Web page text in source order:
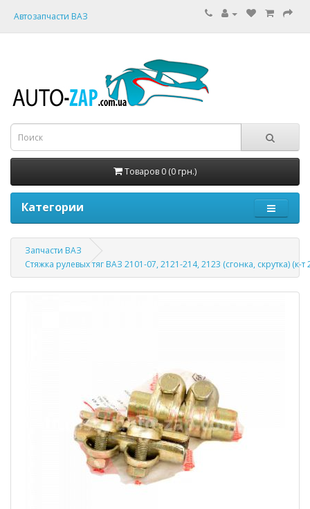
Автозапчасти ВАЗ
Товаров 0 (0 грн.)
Категории
Запчасти ВАЗ
Стяжка рулевых тяг ВАЗ 2101-07, 2121-214, 2123 (сгонка, скрутка) (к-